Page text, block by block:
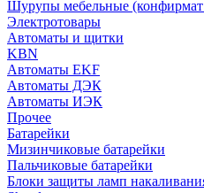
Шурупы мебельные
Электротовары
Автоматы и щитки
KBN
Автоматы EKF
Автоматы ДЭК
Автоматы ИЭК
Прочее
Батарейки
Мизинчиковые батарейки
Пальчиковые батарейки
Блоки защиты ламп